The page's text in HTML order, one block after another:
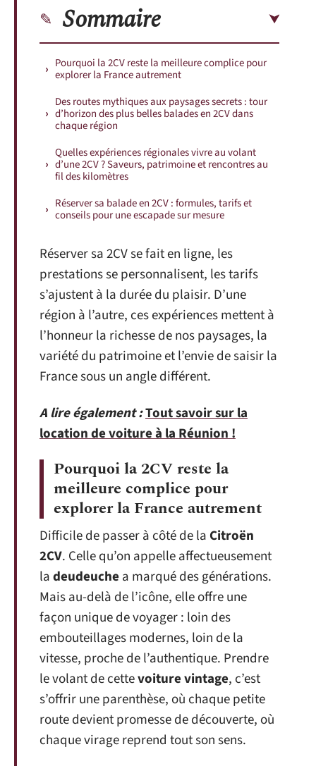
Sommaire
Pourquoi la 2CV reste la meilleure complice pour
explorer la France autrement
Des routes mythiques aux paysages secrets : tour
d’horizon des plus belles balades en 2CV dans
chaque région
Quelles expériences régionales vivre au volant
d’une 2CV ? Saveurs, patrimoine et rencontres au
fil des kilomètres
Réserver sa balade en 2CV : formules, tarifs et
conseils pour une escapade sur mesure
Réserver sa 2CV se fait en ligne, les
prestations se personnalisent, les tarifs
s’ajustent à la durée du plaisir. D’une
région à l’autre, ces expériences mettent à
l’honneur la richesse de nos paysages, la
variété du patrimoine et l’envie de saisir la
France sous un angle différent.
A lire également :Tout savoir sur la
location de voiture à la Réunion !
Pourquoi la 2CV reste la
meilleure complice pour
explorer la France autrement
Difficile de passer à côté de la Citroën
2CV. Celle qu’on appelle affectueusement
ladeudeuche a marqué des générations.
Mais au-delà de l’icône, elle offre une
façon unique de voyager : loin des
embouteillages modernes, loin de la
vitesse, proche de l’authentique. Prendre
le volant de cettevoiture vintage, c’est
s’offrir une parenthèse, où chaque petite
route devient promesse de découverte, où
chaque virage reprend tout son sens.